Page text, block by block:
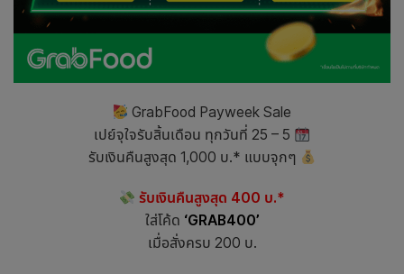
GrabFood Payweek Sale
เปย์จุใจรับสิ้นเดือน ทุกวันที่ 25 – 5
รับเงินคืนสูงสุด 1,000 บ.* แบบจุกๆ
รับเงินคืนสูงสุด 400 บ.*
ใส่โค้ด ‘GRAB400’
เมื่อสั่งครบ 200 บ.